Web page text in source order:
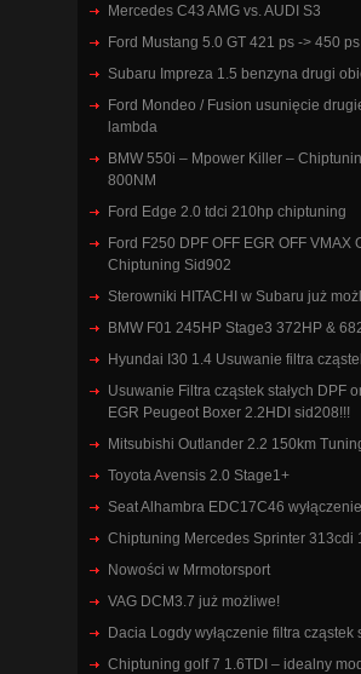
Mercedes C43 AMG vs. AUDI S3
Ford Mustang 5.0 GT 421 ps -> 450
Subaru Impreza 1.5 benzyna drugi
Ford Mondeo / Fusion usunięcie
lambda
BMW 550i – Mpower Killer –
800NM
Ford Edge 2.0 tdci 210hp chiptuning
Ford F250 DPF OFF EGR OFF VMAX
Chiptuning Sid902
Sterowniki HITACHI w Subaru już
BMW F01 245HP Stage3 372HP &
Hyundai I30 1.4 Usuwanie filtra
Usuwanie Filtra cząstek stałych DPF
EGR Peugeot Boxer 2.2HDI sid208!!!
Mitsubishi Outlander 2.2 150km
Toyota Avensis 2.0 Stage1+
Seat Alhambra EDC17C46
Chiptuning Mercedes Sprinter 313cdi
Nowości w Mrmotorsport
VAG DCM3.7 już możliwe!
Dacia Logdy wyłączenie filtra cząstek
Chiptuning golf 7 1.6TDI – idealny